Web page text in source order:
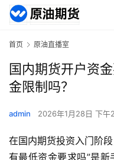
首页 原油直播室
国内期货开户资
金限制吗？
admin 2026年1月28日 下午
在国内期货投资入门阶
有最低资金要求吗”是